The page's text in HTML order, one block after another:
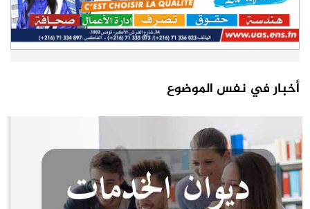
أخبار في نفس الموضوع